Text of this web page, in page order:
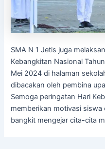
SMA N 1 Jetis juga
Kebangkitan Nasional
Mei 2024 di halaman
dibacakan oleh pembina
Semoga peringatan Hari
memberikan motivasi
bangkit mengejar cita-cita